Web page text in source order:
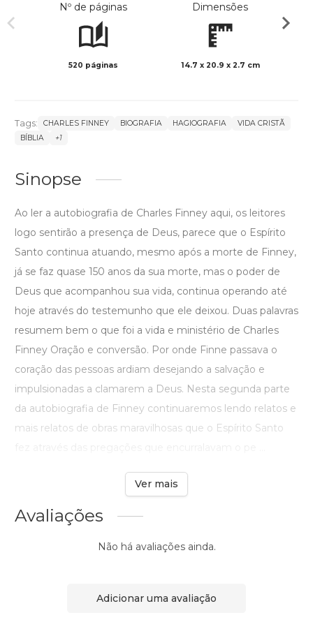
Nº de páginas
520 páginas
Dimensões
14.7 x 20.9 x 2.7 cm
Tags: CHARLES FINNEY BIOGRAFIA HAGIOGRAFIA
VIDA CRISTÃ
BÍBLIA
+1
Sinopse
Ao ler a autobiografia de Charles Finney aqui, os leitores
logo sentirão a presença de Deus, parece que o Espírito
Santo continua atuando, mesmo após a morte de Finney,
já se faz quase 150 anos da sua morte, mas o poder de
Deus que acompanhou sua vida, continua operando até
hoje através do testemunho que ele deixou. Duas palavras
resumem bem o que foi a vida e ministério de Charles
Finney Oração e conversão. Por onde Finne passava o
coração das pessoas ardiam desejando a salvação e
impulsionadas a clamarem a Deus. Nesta segunda parte
da autobiografia de Finney continuaremos lendo relatos e
mais relatos de obras maravilhosas que o Espírito Santo
Ver mais
Avaliações
Não há avaliações ainda.
Adicionar uma avaliação